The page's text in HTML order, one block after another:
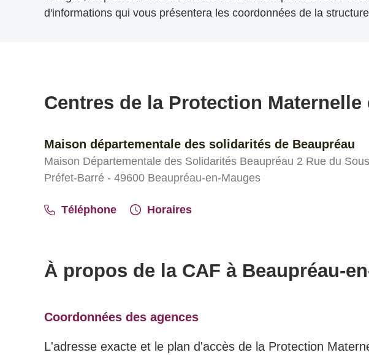
d'informations qui vous présentera les coordonnées de la
Centres de la Protection
Maison départementale des solidarités de Beaupréau
Maison Départementale des Solidarités Beaupréau 2 Rue du
Préfet-Barré - 49600 Beaupréau-en-Mauges
Téléphone Horaires
À propos de la CAF à Beaupréau-
Coordonnées des agences
L'adresse exacte et le plan d'accès de la Protection